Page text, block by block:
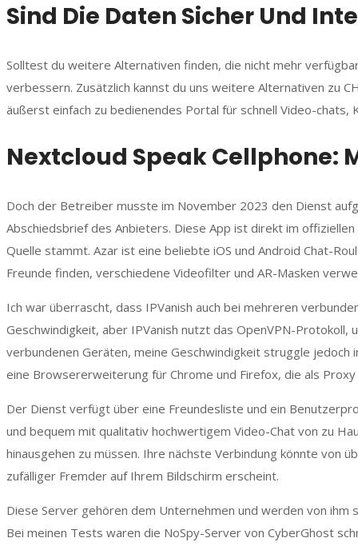
Sind Die Daten Sicher Und
Solltest du weitere Alternativen finden, die nicht mehr
verbessern. Zusätzlich kannst du uns weitere Alternativen zu
äußerst einfach zu bedienendes Portal für schnell Video-chats,
Nextcloud Speak Cellphone:
Doch der Betreiber musste im November 2023 den Dienst
Abschiedsbrief des Anbieters. Diese App ist direkt im
Quelle stammt. Azar ist eine beliebte iOS und Android Chat-
Freunde finden, verschiedene Videofilter und AR-Masken
Ich war überrascht, dass IPVanish auch bei mehreren
Geschwindigkeit, aber IPVanish nutzt das OpenVPN-
verbundenen Geräten, meine Geschwindigkeit struggle
eine Browsererweiterung für Chrome und Firefox, die als
Der Dienst verfügt über eine Freundesliste und ein
und bequem mit qualitativ hochwertigem Video-Chat von zu
hinausgehen zu müssen. Ihre nächste Verbindung könnte von
zufälliger Fremder auf Ihrem Bildschirm erscheint.
Diese Server gehören dem Unternehmen und werden von
Bei meinen Tests waren die NoSpy-Server von CyberGhost